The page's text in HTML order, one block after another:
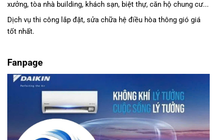
xưởng, tòa nhà building, khách sạn, biệt thự, căn hộ chung cư...
Dịch vụ thi công lắp đặt, sửa chữa hệ điều hòa thông gió giá
tốt nhất.
Fanpage